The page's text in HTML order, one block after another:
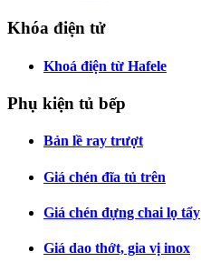
Khóa điện tử
Khoá điện từ Hafele
Phụ kiện tủ bếp
Bản lề ray trượt
Giá chén đĩa tủ trên
Giá chén đựng chai lọ tẩy
Giá dao thớt, gia vị inox